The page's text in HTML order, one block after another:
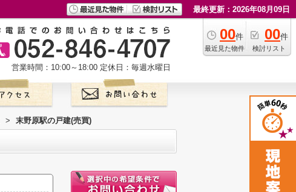
最終更新：2026年08月09日
00件
最近見た物件
00件
検討リスト
営業時間：10:00～18:00 定休日：毎週水曜日
> 末野原駅の戸建(売買)